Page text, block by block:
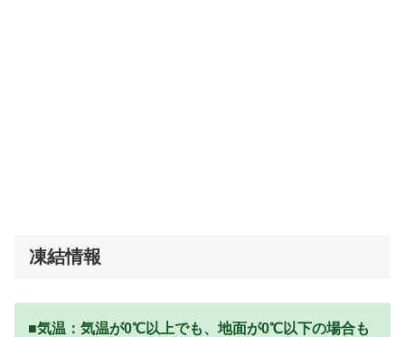
凍結情報
■気温：気温が0℃以上でも、地面が0℃以下の場合も